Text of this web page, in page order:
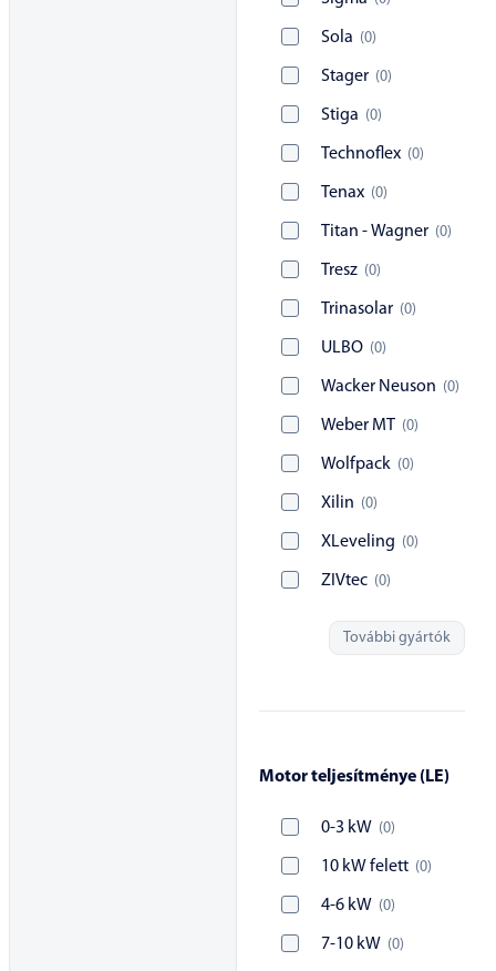
Sola (0)
Stager (0)
Stiga (0)
Technoflex (0)
Tenax (0)
Titan - Wagner (0)
Tresz (0)
Trinasolar (0)
ULBO (0)
Wacker Neuson (0)
Weber MT (0)
Wolfpack (0)
Xilin (0)
XLeveling (0)
ZIVtec (0)
További gyártók
Motor teljesítménye (LE)
0-3 kW (0)
10 kW felett (0)
4-6 kW (0)
7-10 kW (0)